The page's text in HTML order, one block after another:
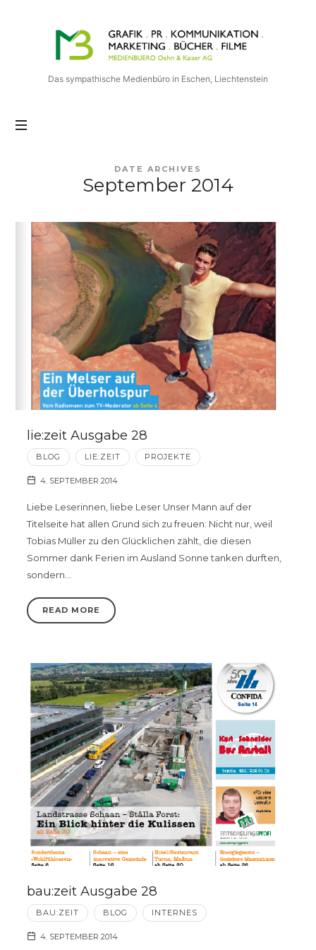
Medienbuero
Oehri
&
Kaiser
AG
Das sympathische Medienbüro in Eschen, Liechtenstein
DATE ARCHIVES
September 2014
lie:zeit Ausgabe 28
BLOG LIE:ZEIT PROJEKTE
4. SEPTEMBER 2014
Liebe Leserinnen, liebe Leser Unser Mann auf der
Titelseite hat allen Grund sich zu freuen: Nicht nur, weil
Tobias Müller zu den Glücklichen zählt, die diesen
Sommer dank Ferien im Ausland Sonne tanken durften,
sondern…
READ MORE
bau:zeit Ausgabe 28
BAU:ZEIT BLOG INTERNES
4. SEPTEMBER 2014